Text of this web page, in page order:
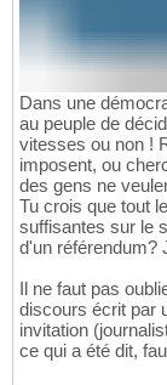
Dans une
au peuple de
vitesses ou non !
imposent, ou
des gens ne
Tu crois que tout
suffisantes sur le
d'un référendum?
Il ne faut pas
discours écrit par
invitation
ce qui a été dit,